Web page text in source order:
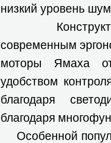
низкий уровень
современным
моторы Ямаха
удобством
благодаря
благодаря
Особенной